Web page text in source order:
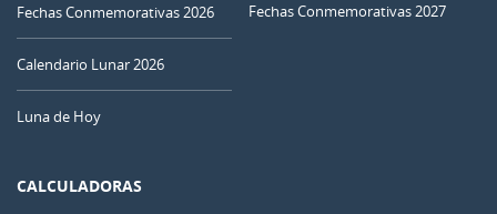
Fechas Conmemorativas 2026
Calendario Lunar 2026
Luna de Hoy
Fechas Conmemorativas 2027
CALCULADORAS